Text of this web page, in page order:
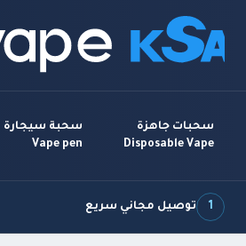
سحبات جاهزة
Disposable Vape
سحبة سيجارة
Vape pen
1 توصيل مجاني سريع